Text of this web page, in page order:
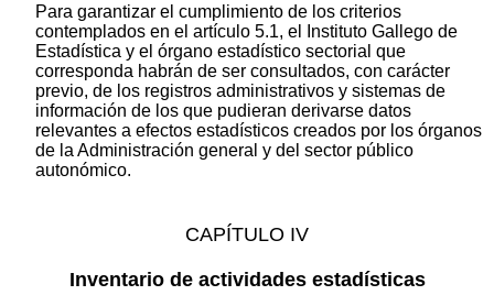
Para garantizar el cumplimiento de los criterios
contemplados en el artículo 5.1, el Instituto Gallego de
Estadística y el órgano estadístico sectorial que
corresponda habrán de ser consultados, con carácter
previo, de los registros administrativos y sistemas de
información de los que pudieran derivarse datos
relevantes a efectos estadísticos creados por los órganos
de la Administración general y del sector público
autonómico.
CAPÍTULO IV
Inventario de actividades estadísticas